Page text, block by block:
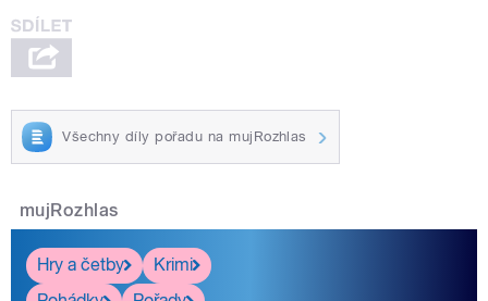
Všechny díly pořadu na mujRozhlas
mujRozhlas
Hry a četby
Krimi